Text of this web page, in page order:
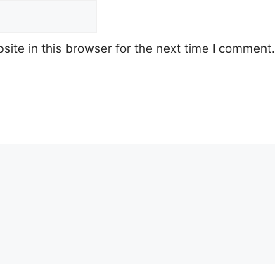
in this browser for the next time I comment.